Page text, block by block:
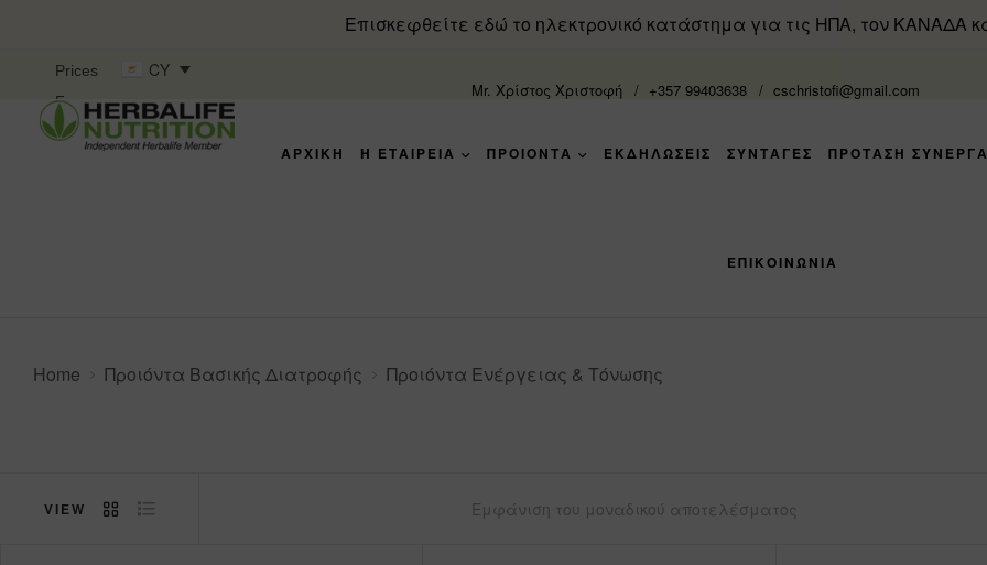
Επισκεφθείτε εδώ το ηλεκτρονικό κατάστημα για τις ΗΠΑ, τον ΚΑΝΑΔΑ
Prices
For
CY
Mr. Χρίστος Χριστοφή +357 99403638 cschristofi@gmail.com
ΑΡΧΙΚΗ Η ΕΤΑΙΡΕΊΑ ΠΡΟΙΟΝΤΑ ΕΚΔΗΛΩΣΕΙΣ ΣΥΝΤΑΓΈΣ ΠΡΟΤΑΣΗ
ΕΠΙΚΟΙΝΩΝΙΑ
Home Προιόντα Βασικής Διατροφής Προιόντα Ενέργειας & Τόνωσης
Εμφάνιση του μοναδικού αποτελέσματος
VIEW